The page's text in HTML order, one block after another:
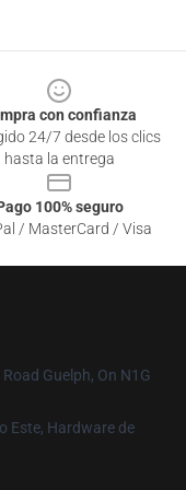
con confianza
24/7 desde los clics
hasta la entrega
100% seguro
/ MasterCard / Visa
Guelph, On N1G
Este, Hardware de